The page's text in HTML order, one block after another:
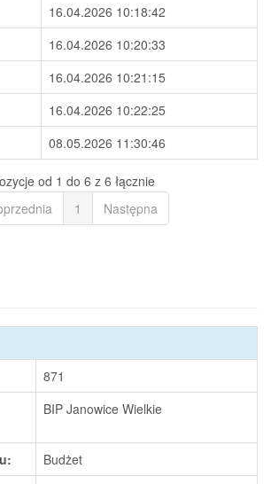
16.04.2026 10:18:42
16.04.2026 10:20:33
16.04.2026 10:21:15
16.04.2026 10:22:25
08.05.2026 11:30:46
od 1 do 6 z 6 łącznie
1 Następna
871
BIP Janowice Wielkie
Budżet